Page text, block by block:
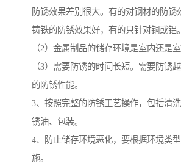
防锈效果差别很大。有的对钢材的防锈
铸铁的防锈效果好，有的只针对铜或铝。
（2）金属制品的储存环境是室内还是室
（3）需要防锈的时间长短。需要防锈
的防锈性能。
3、按照完整的防锈工艺操作，包括清
锈油、包装。
4、防止储存环境恶化，要根据环境类
施。